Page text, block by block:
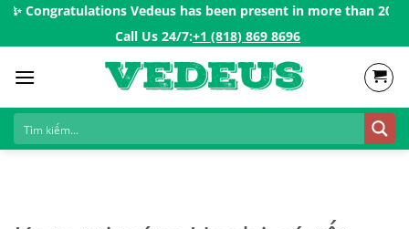
Skip
Congratulations Vedeus has been present in more than 200
Call Us 24/7:ㅤ+1 (818) 869 8696